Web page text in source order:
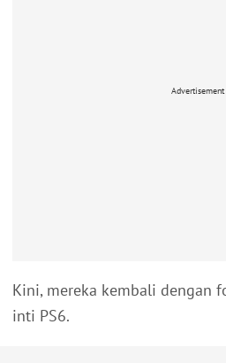
Advertisement
Kini, mereka kembali dengan
inti PS6.